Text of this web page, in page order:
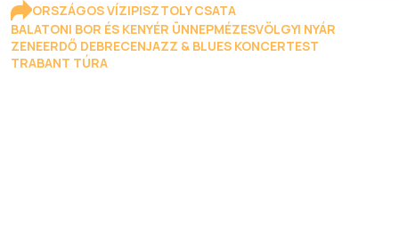
ORSZÁGOS VÍZIPISZTOLY CSATA
BALATONI BOR ÉS KENYÉR ÜNNEPMÉZESVÖLGYI NYÁR
ZENEERDŐ DEBRECENJAZZ & BLUES KONCERTEST
TRABANT TÚRA